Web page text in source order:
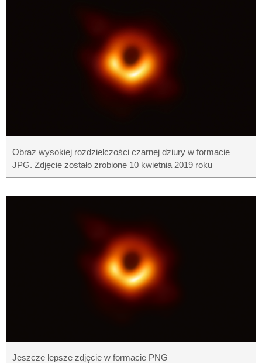
Obraz wysokiej rozdzielczości czarnej dziury w formacie
JPG. Zdjęcie zostało zrobione 10 kwietnia 2019 roku
Jeszcze lepsze zdjęcie w formacie PNG